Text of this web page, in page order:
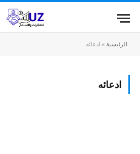
الرئيسية » ادعائه
ادعائه